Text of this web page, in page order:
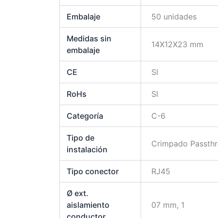
Embalaje 50 unidades
Medidas sin
embalaje
14X12X23 mm
CE SI
RoHs SI
Categoría C-6
Tipo de
instalación
Crimpado
Tipo conector RJ45
Ø ext.
aislamiento
07 mm, 1